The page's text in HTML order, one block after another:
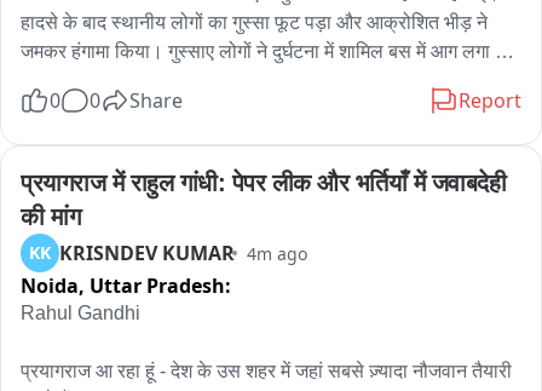
हादसे के बाद स्थानीय लोगों का गुस्सा फूट पड़ा और आक्रोशित भीड़ ने
जमकर हंगामा किया। गुस्साए लोगों ने दुर्घटना में शामिल बस में आग लगा
आग के हवाले कर दिया। वहीं, चेक पोस्ट के पास खड़ी पुलिस की दो गाड़ियों
पटना बाईपास पर यातायात पूरी तरह ठप हो गया। सूचना मिलते ही बाईपास
यातायात थाना और अगमकुआं थाना की पुलिस मौके पर पहुंची। पुलिस
अधिकारियों द्वारा आक्रोशित लोगों को शांत कराने और स्थिति को नियंत्रित
करने का प्रयास किया जा रहा है। तनावपूर्ण हालात को देखते हुए इलाके में
भारी संख्या में पुलिस बल की तैनाती कर दी गई है.
0 0 Share Report
प्रयागराज में राहुल गांधी: पेपर लीक और भर्तियाँ में जवाबदेही
की मांग
KK KRISNDEV KUMAR 4m ago
Noida, Uttar Pradesh:
Rahul Gandhi
प्रयागराज आ रहा हूं - देश के उस शहर में जहां सबसे ज़्यादा नौजवान तैयारी